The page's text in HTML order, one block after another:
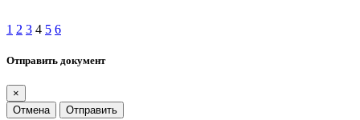
1 2 3 4 5 6
Отправить документ
×
Отмена
Отправить